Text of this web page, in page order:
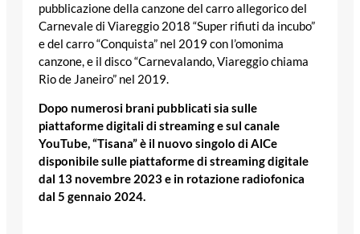
pubblicazione della canzone del carro allegorico del
Carnevale di Viareggio 2018 “Super rifiuti da incubo”
e del carro “Conquista” nel 2019 con l’omonima
canzone, e il disco “Carnevalando, Viareggio chiama
Rio de Janeiro” nel 2019.
Dopo numerosi brani pubblicati sia sulle
piattaforme digitali di streaming e sul canale
YouTube, “Tisana” è il nuovo singolo di AlCe
disponibile sulle piattaforme di streaming digitale
dal 13 novembre 2023 e in rotazione radiofonica
dal 5 gennaio 2024.